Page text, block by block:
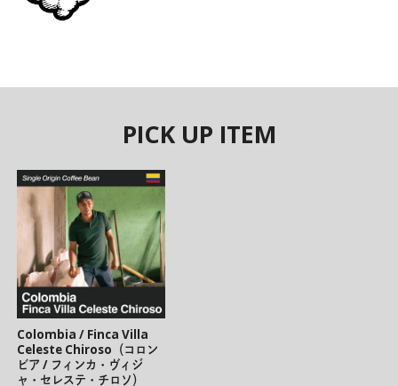
PICK UP ITEM
Colombia / Finca Villa
Celeste Chiroso（コロン
ビア / フィンカ・ヴィジ
ャ・セレステ・チロソ）